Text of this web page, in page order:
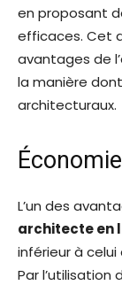
en proposant
efficaces. Cet
avantages de
la manière
architecturaux.
L’un des
architecte en
inférieur à
Par